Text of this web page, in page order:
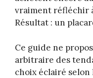
vraiment réfléchir
Résultat : un
Ce guide ne
arbitraire des
choix éclairé selon